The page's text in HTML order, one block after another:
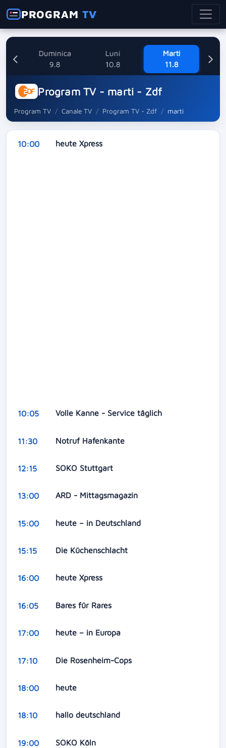
PROGRAMTV
Duminica
9.8
Luni
10.8
Marti
11.8
Program TV - marti - Zdf
Program TV Canale TV Program TV - Zdf marti
10:00 heute Xpress
10:05 Volle Kanne - Service täglich
11:30 Notruf Hafenkante
12:15 SOKO Stuttgart
13:00 ARD - Mittagsmagazin
15:00 heute – in Deutschland
15:15 Die Küchenschlacht
16:00 heute Xpress
16:05 Bares für Rares
17:00 heute – in Europa
17:10 Die Rosenheim-Cops
18:00 heute
18:10 hallo deutschland
19:00 SOKO Köln